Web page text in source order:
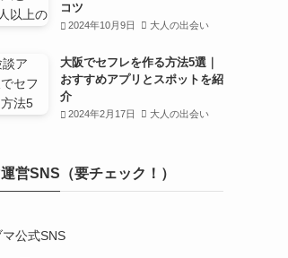
コツ
2024年10月9日 大人の出会い
大阪でセフレを作る方法5選｜
おすすめアプリとスポットを紹
介
2024年2月17日 大人の出会い
営SNS（要チェック！）